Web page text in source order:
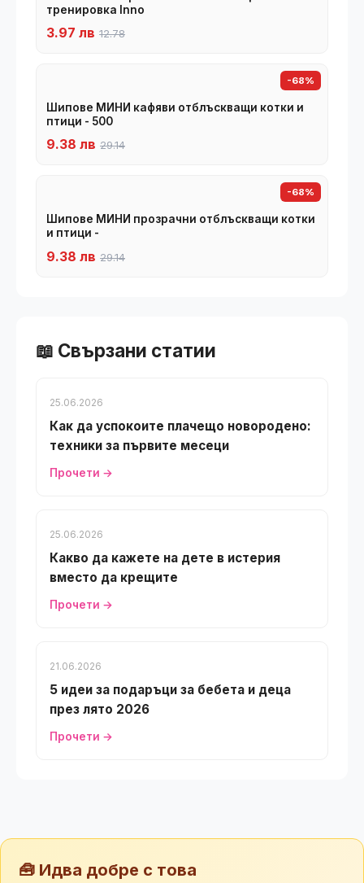
тренировка Inno
3.97 лв 12.78
-68%
Шипове МИНИ кафяви отблъскващи котки и
птици - 500
9.38 лв 29.14
-68%
Шипове МИНИ прозрачни отблъскващи котки
и птици -
9.38 лв 29.14
📖 Свързани статии
25.06.2026
Как да успокоите плачещо новородено:
техники за първите месеци
Прочети →
25.06.2026
Какво да кажете на дете в истерия
вместо да крещите
Прочети →
21.06.2026
5 идеи за подаръци за бебета и деца
през лято 2026
Прочети →
🧰 Идва добре с това